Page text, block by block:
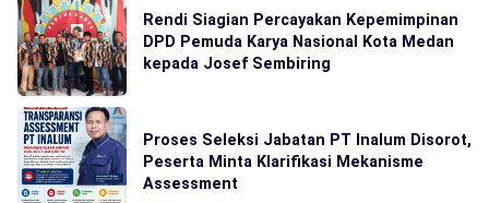
Rendi Siagian Percayakan Kepemimpinan
DPD Pemuda Karya Nasional Kota Medan
kepada Josef Sembiring
Proses Seleksi Jabatan PT Inalum Disorot,
Peserta Minta Klarifikasi Mekanisme
Assessment